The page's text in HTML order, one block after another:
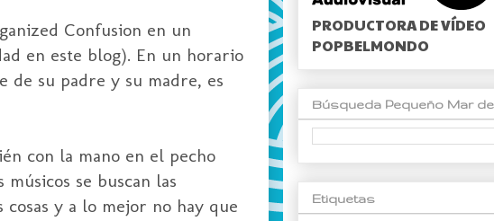
Confusion en un
en este blog). En un horario
de su padre y su madre, es
con la mano en el pecho
se buscan las
y a lo mejor no hay que
PRODUCTORA DE VÍDEO
POPBELMONDO
Búsqueda Pequeño Mar
Etiquetas